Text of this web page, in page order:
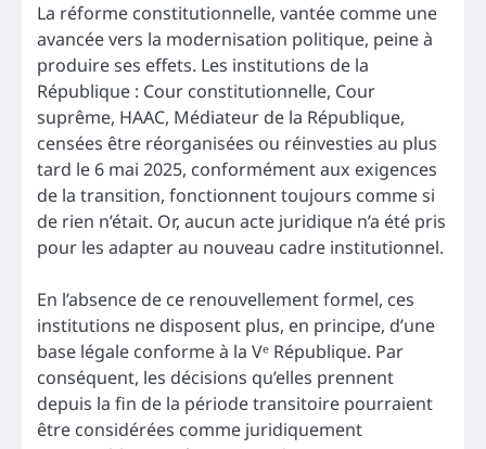
La réforme constitutionnelle, vantée comme une
avancée vers la modernisation politique, peine à
produire ses effets. Les institutions de la
République : Cour constitutionnelle, Cour
suprême, HAAC, Médiateur de la République,
censées être réorganisées ou réinvesties au plus
tard le 6 mai 2025, conformément aux exigences
de la transition, fonctionnent toujours comme si
de rien n’était. Or, aucun acte juridique n’a été pris
pour les adapter au nouveau cadre institutionnel.
En l’absence de ce renouvellement formel, ces
institutions ne disposent plus, en principe, d’une
base légale conforme à la Vᵉ République. Par
conséquent, les décisions qu’elles prennent
depuis la fin de la période transitoire pourraient
être considérées comme juridiquement